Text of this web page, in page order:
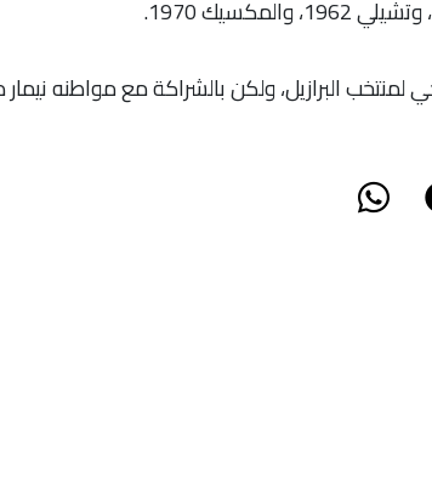
لمنتخب البرازيل، ولكن بالشراكة مع مواطنه